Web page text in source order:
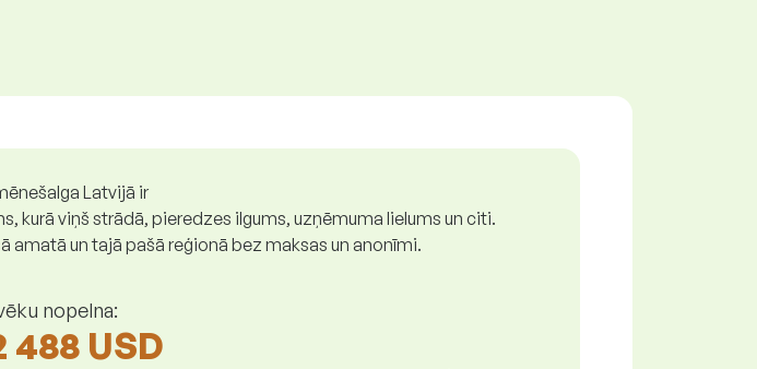
Latvijā ir
kurā viņš strādā, pieredzes ilgums, uzņēmuma lielums un citi.
amatā un tajā pašā reģionā bez maksas un anonīmi.
nopelna:
488 USD